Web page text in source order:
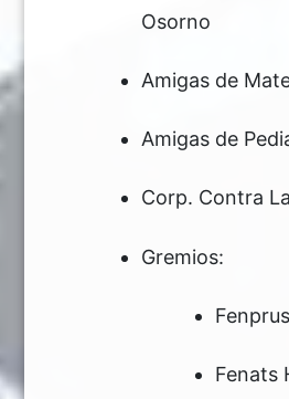
Osorno
Amigas de
Amigas de
Corp. Contra
Gremios:
Fenats